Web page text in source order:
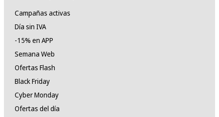
Campañas activas
Día sin IVA
-15% en APP
Semana Web
Ofertas Flash
Black Friday
Cyber Monday
Ofertas del día